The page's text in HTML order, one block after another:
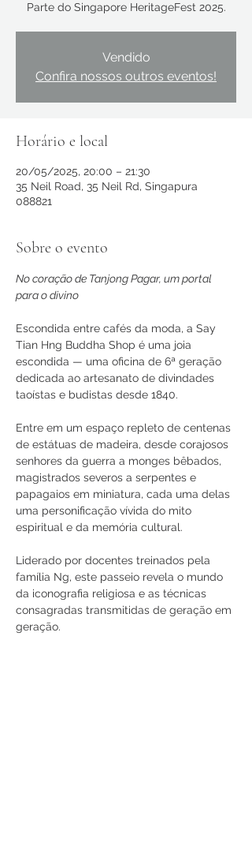
Parte do Singapore HeritageFest 2025.
Vendido
Confira nossos outros eventos!
Horário e local
20/05/2025, 20:00 – 21:30
35 Neil Road, 35 Neil Rd, Singapura
088821
Sobre o evento
No coração de Tanjong Pagar, um portal
para o divino
Escondida entre cafés da moda, a Say
Tian Hng Buddha Shop é uma joia
escondida — uma oficina de 6ª geração
dedicada ao artesanato de divindades
taoístas e budistas desde 1840.
Entre em um espaço repleto de centenas
de estátuas de madeira, desde corajosos
senhores da guerra a monges bêbados,
magistrados severos a serpentes e
papagaios em miniatura, cada uma delas
uma personificação vívida do mito
espiritual e da memória cultural.
Liderado por docentes treinados pela
família Ng, este passeio revela o mundo
da iconografia religiosa e as técnicas
consagradas transmitidas de geração em
geração.